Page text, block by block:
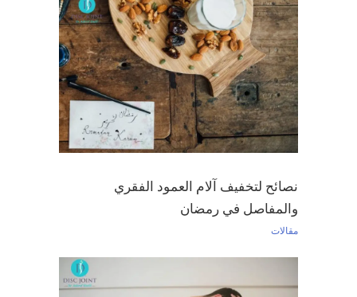
نصائح لتخفيف آلام العمود الفقري
والمفاصل في رمضان
مقالات